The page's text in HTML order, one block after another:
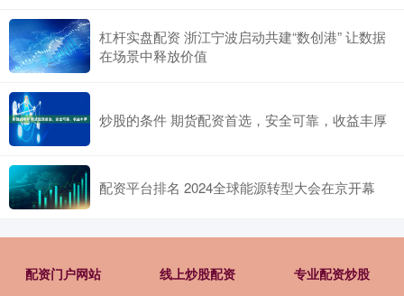
杠杆实盘配资 浙江宁波启动共建“数创港” 让数据
在场景中释放价值
炒股的条件 期货配资首选，安全可靠，收益丰厚
配资平台排名 2024全球能源转型大会在京开幕
配资门户网站 线上炒股配资 专业配资炒股